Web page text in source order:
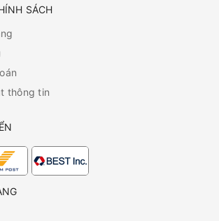
SÁCH
thông tin